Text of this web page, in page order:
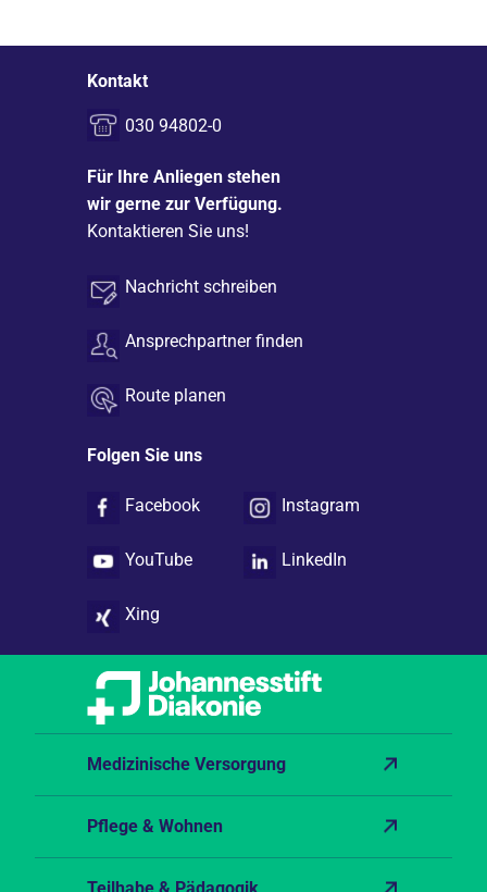
Kontakt
030 94802-0
Für Ihre Anliegen stehen
wir gerne zur Verfügung.
Kontaktieren Sie uns!
Nachricht schreiben
Ansprechpartner finden
Route planen
Folgen Sie uns
Facebook Instagram
YouTube LinkedIn
Xing
Medizinische Versorgung
Pflege & Wohnen